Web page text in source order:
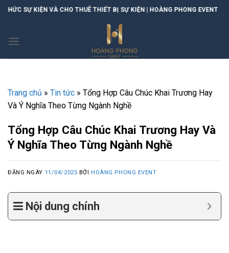
SkipCHO THUÊ THIẾT BỊ SỰ KIỆN | HOÀNG PHONG EVENT
Trang chủ » Tin tức » Tổng Hợp Câu Chúc Khai Trương Hay
Và Ý Nghĩa Theo Từng Ngành Nghề
Tổng Hợp Câu Chúc Khai Trương Hay Và
Ý Nghĩa Theo Từng Ngành Nghề
ĐĂNG NGÀY 11/04/2025 BỞI HOÀNG PHONG EVENT
Nội dung chính